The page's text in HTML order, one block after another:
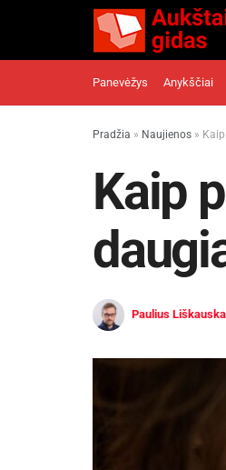
Panevėžys Anykščiai
Pradžia » Naujienos »
Kaip
Paulius